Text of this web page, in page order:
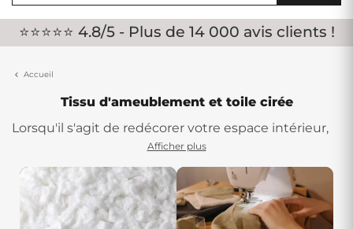
⭐⭐⭐⭐⭐ 4.8/5 - Plus de 14 000 avis clients !
Accueil
Tissu d'ameublement et toile cirée
Lorsqu'il s'agit de redécorer votre espace intérieur,
jouent un rôle crucial dans la création
Chez Décor Discount, nous vous proposons une
vastesélection de tissus pas chers, offrant une
multitude d'options pour mettre en valeur votre
maison avec style et élégance, sans vous ruiner.
Afficher plus